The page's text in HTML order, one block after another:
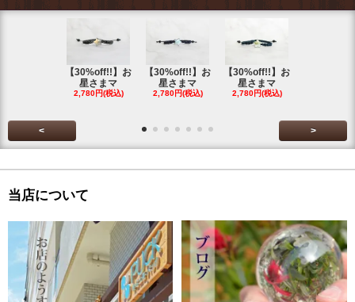
【30%off!!】お
星さまマ
2,780円(税込)
【30%off!!】お
星さまマ
2,780円(税込)
【30%off!!】お
星さまマ
2,780円(税込)
< >
当店について